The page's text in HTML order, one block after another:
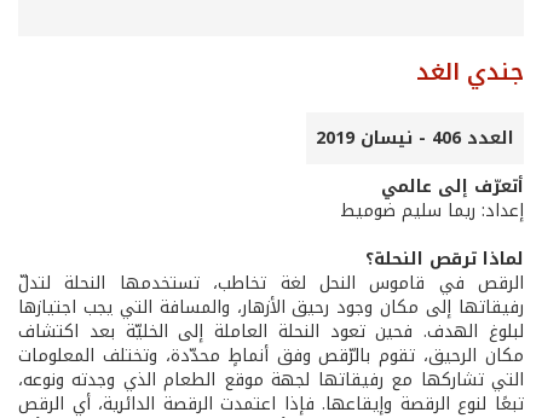
جندي الغد
العدد 406 - نيسان 2019
أتعرّف إلى عالمي
إعداد: ريما سليم ضوميط
لماذا ترقص النحلة؟
الرقص في قاموس النحل لغة تخاطب، تستخدمها النحلة لتدلّ
رفيقاتها إلى مكان وجود رحيق الأزهار، والمسافة التي يجب اجتيازها
لبلوغ الهدف. فحين تعود النحلة العاملة إلى الخليّة بعد اكتشاف
مكان الرحيق، تقوم بالرّقص وفق أنماطٍ محدّدة، وتختلف المعلومات
التي تشاركها مع رفيقاتها لجهة موقع الطعام الذي وجدته ونوعه،
تبعًا لنوع الرقصة وإيقاعها. فإذا اعتمدت الرقصة الدائرية، أي الرقص